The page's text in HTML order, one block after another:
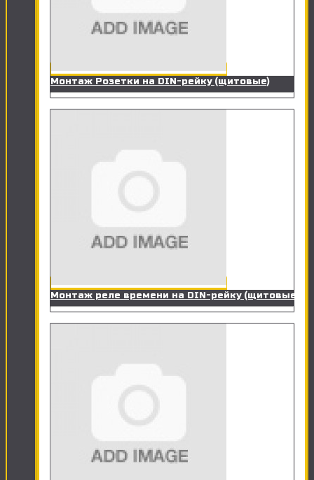
Монтаж Розетки на DIN-рейку (щитовые)
Монтаж реле времени на DIN-рейку (щитовые)